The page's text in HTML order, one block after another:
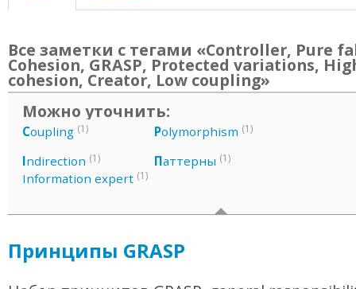
Все заметки с тегами «Controller, Pure
Cohesion, GRASP, Protected variations,
cohesion, Creator, Low coupling»
Можно уточнить:
Coupling (1)
Indirection (1)
Information expert (1)
Polymorphism (1)
Паттерны (1)
Принципы GRASP